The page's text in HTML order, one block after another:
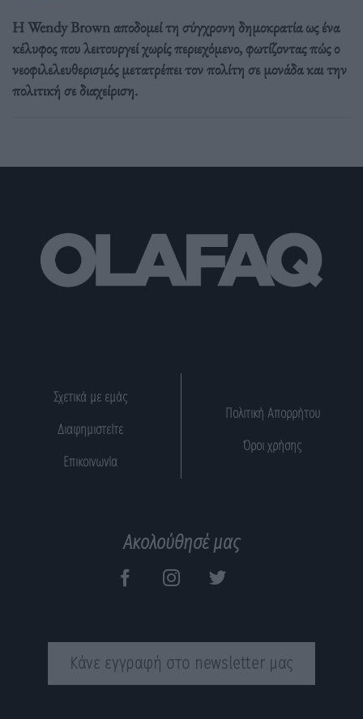
Η Wendy Brown αποδομεί τη σύγχρονη δημοκρατία ως ένα
κέλυφος που λειτουργεί χωρίς περιεχόμενο, φωτίζοντας πώς ο
νεοφιλελευθερισμός μετατρέπει τον πολίτη σε μονάδα και την
πολιτική σε διαχείριση.
Σχετικά με εμάς
Διαφημιστείτε
Επικοινωνία
Πολιτική Απορρήτου
Όροι χρήσης
Ακολούθησέ μας
Κάνε εγγραφή στο newsletter μας